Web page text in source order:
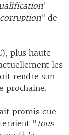
"
corruption" de
plus haute
les
rendre son
prochaine.
promis que
" tous